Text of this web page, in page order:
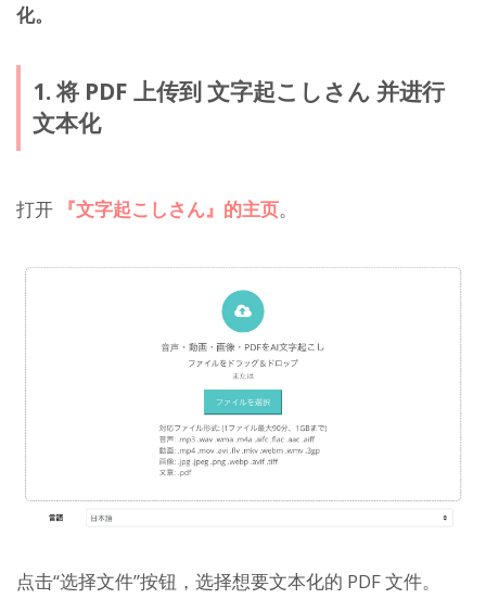
化。
1. 将 PDF 上传到 文字起こしさん 并进行
文本化
打开 『文字起こしさん』的主页。
点击“选择文件”按钮，选择想要文本化的 PDF 文件。